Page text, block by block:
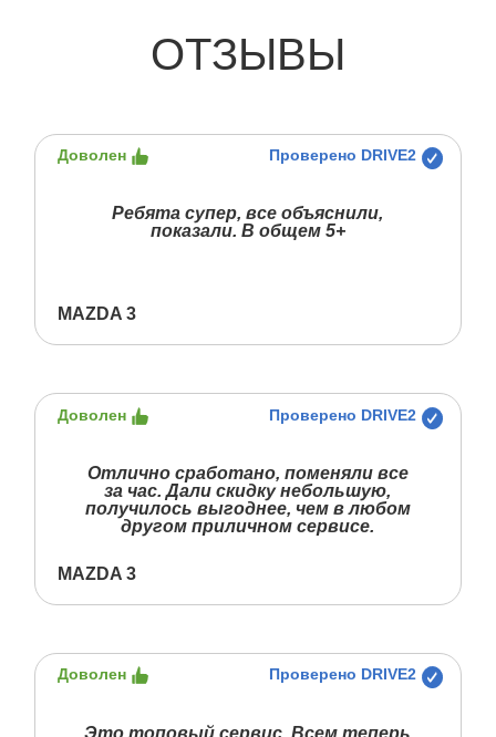
ОТЗЫВЫ
Доволен Проверено DRIVE2
Ребята супер, все объяснили,
показали. В общем 5+
MAZDA 3
Доволен Проверено DRIVE2
Отлично сработано, поменяли все
за час. Дали скидку небольшую,
получилось выгоднее, чем в любом
другом приличном сервисе.
MAZDA 3
Доволен Проверено DRIVE2
Это топовый сервис. Всем теперь